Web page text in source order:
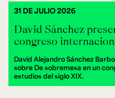
David Sánchez
congreso
David Alejandro Sánchez
sobre De sobremesa en un
estudios del siglo XIX.
31 DE JULIO 2026